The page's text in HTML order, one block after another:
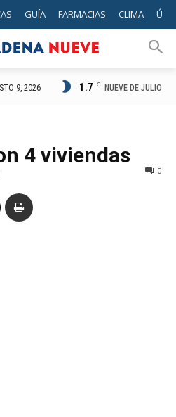
GUÍA FARMACIAS CLIMA
9, 2026 1.7 C NUEVE DE JULIO
4 viviendas
0